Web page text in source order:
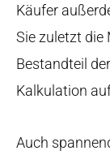
Käufer
Sie zuletzt die
Bestandteil
Kalkulation
Auch